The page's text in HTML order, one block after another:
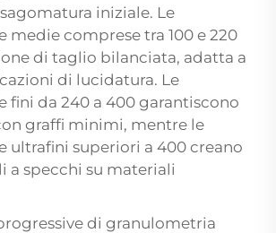
iniziale. Le
medie comprese tra 100 e 220
di taglio bilanciata, adatta a
di lucidatura. Le
fini da 240 a 400 garantiscono
graffi minimi, mentre le
ultrafini superiori a 400 creano
a specchi su materiali
di granulometria